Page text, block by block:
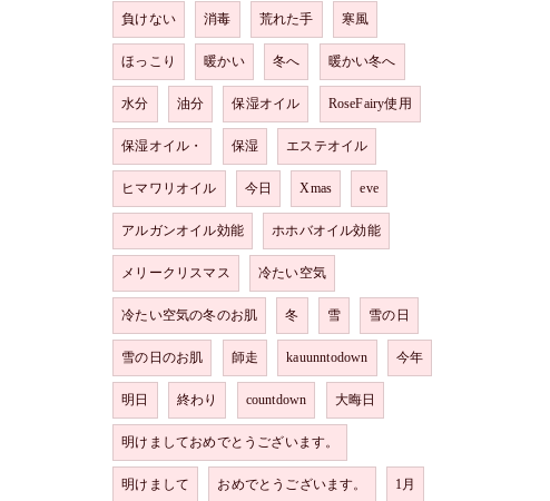
負けない 消毒 荒れた手 寒風
ほっこり 暖かい 冬へ 暖かい冬へ
水分 油分 保湿オイル RoseFairy使用
保湿オイル・ 保湿 エステオイル
ヒマワリオイル 今日 Xmas eve
アルガンオイル効能 ホホバオイル効能
メリークリスマス 冷たい空気
冷たい空気の冬のお肌 冬 雪 雪の日
雪の日のお肌 師走 kauunntodown 今年
明日 終わり countdown 大晦日
明けましておめでとうございます。
明けまして おめでとうございます。 1月